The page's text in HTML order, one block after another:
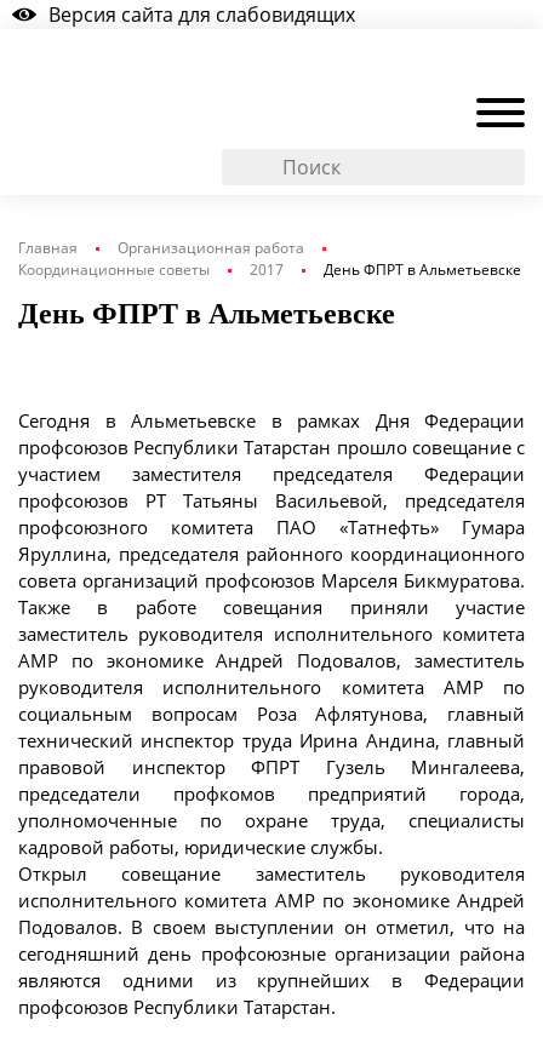
Версия сайта для слабовидящих
Главная
Организационная работа
Координационные советы
2017 День ФПРТ в Альметьевске
День ФПРТ в Альметьевске
Сегодня в Альметьевске в рамках Дня Федерации
профсоюзов Республики Татарстан прошло совещание с
участием заместителя председателя Федерации
профсоюзов РТ Татьяны Васильевой, председателя
профсоюзного комитета ПАО «Татнефть» Гумара
Яруллина, председателя районного координационного
совета организаций профсоюзов Марселя Бикмуратова.
Также в работе совещания приняли участие
заместитель руководителя исполнительного комитета
АМР по экономике Андрей Подовалов, заместитель
руководителя исполнительного комитета АМР по
социальным вопросам Роза Афлятунова, главный
технический инспектор труда Ирина Андина, главный
правовой инспектор ФПРТ Гузель Мингалеева,
председатели профкомов предприятий города,
уполномоченные по охране труда, специалисты
кадровой работы, юридические службы.
Открыл совещание заместитель руководителя
исполнительного комитета АМР по экономике Андрей
Подовалов. В своем выступлении он отметил, что на
сегодняшний день профсоюзные организации района
являются одними из крупнейших в Федерации
профсоюзов Республики Татарстан.